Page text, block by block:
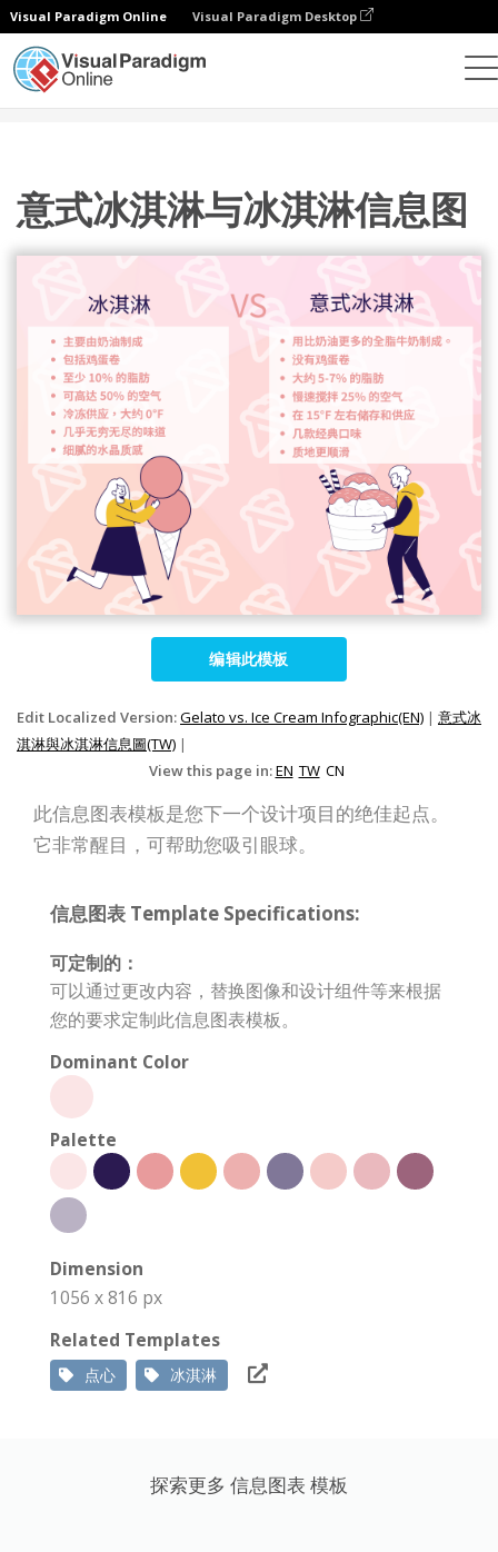
Visual Paradigm Online Visual Paradigm Desktop
意式冰淇淋与冰淇淋信息图
编辑此模板
Edit Localized Version:Gelato vs. Ice Cream Infographic(EN) | 意式冰
淇淋與冰淇淋信息圖(TW) |
View this page in:EN TW CN
此信息图表模板是您下一个设计项目的绝佳起点。
它非常醒目，可帮助您吸引眼球。
信息图表 Template Specifications:
可定制的：
可以通过更改内容，替换图像和设计组件等来根据
您的要求定制此信息图表模板。
Dominant Color
Palette
Dimension
1056 x 816 px
Related Templates
点心 冰淇淋
探索更多 信息图表 模板